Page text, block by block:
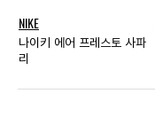
NIKE
나이키 에어 프레스토 사파
리